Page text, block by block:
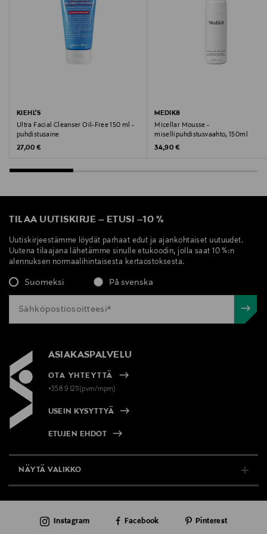
ihonpuhdistus, puhdistusgeeli, Caudalie
KIEHL'S
Ultra Facial Cleanser Oil-Free 150 ml -
puhdistusaine
Original Price
27,00 €
MEDIK8
Micellar Mousse -
misellipuhdistusvaahto, 150ml
Original Price
34,90 €
TILAA UUTISKIRJE – ETUSI –10 %
Uutiskirjeestämme löydät parhaat edut ja ajankohtaiset uutuudet.
Uutena tilaajana lähetämme sinulle etukoodin, jolla saat 10 %:n
alennuksen normaalihintaisesta kertaostoksesta.
Suomeksi På svenska
ASIAKASPALVELU
OTA YHTEYTTÄ
+358 9 1211(pvm/mpm)
USEIN KYSYTTYÄ
ETUJEN EHDOT
NÄYTÄ VALIKKO
AJANKOHTAISTA
Instagram Facebook Pinterest